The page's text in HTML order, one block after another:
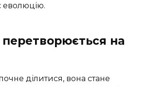
еволюцію.
перетворюється на
ділитися, вона стане